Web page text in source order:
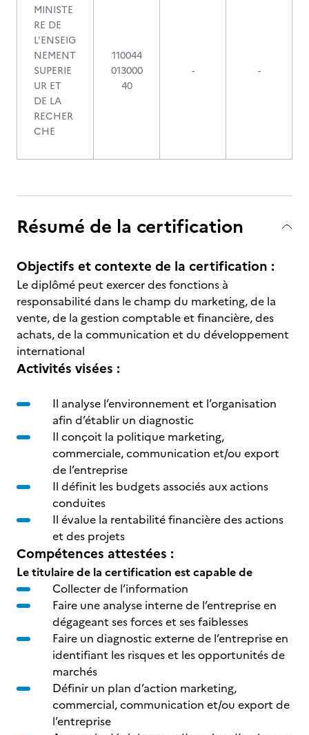
MINISTE
RE DE
L'ENSEIG
NEMENT
SUPERIE
UR ET
DE LA
RECHER
CHE
110044
013000
40
- -
Résumé de la certification
Objectifs et contexte de la certification :
Le diplômé peut exercer des fonctions à
responsabilité dans le champ du marketing, de la
vente, de la gestion comptable et financière, des
achats, de la communication et du développement
international
Activités visées :
Il analyse l’environnement et l’organisation
afin d’établir un diagnostic
Il conçoit la politique marketing,
commerciale, communication et/ou export
de l’entreprise
Il définit les budgets associés aux actions
conduites
Il évalue la rentabilité financière des actions
et des projets
Compétences attestées :
Le titulaire de la certification est capable de
Collecter de l’information
Faire une analyse interne de l’entreprise en
dégageant ses forces et ses faiblesses
Faire un diagnostic externe de l’entreprise en
identifiant les risques et les opportunités de
marchés
Définir un plan d’action marketing,
commercial, communication et/ou export de
l’entreprise